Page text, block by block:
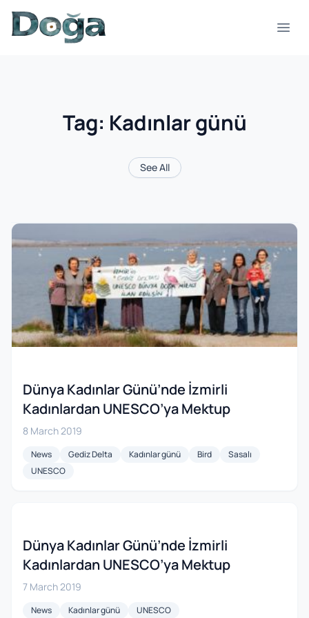
Skip to content
Tag: Kadınlar günü
See All
Dünya Kadınlar Günü’nde İzmirli
Kadınlardan UNESCO’ya Mektup
8 March 2019
News Gediz Delta Kadınlar günü Bird
Sasalı
UNESCO
Dünya Kadınlar Günü’nde İzmirli
Kadınlardan UNESCO’ya Mektup
7 March 2019
News Kadınlar günü UNESCO